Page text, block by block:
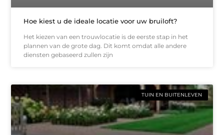
Hoe kiest u de ideale locatie voor uw bruiloft?
Het kiezen van een trouwlocatie is de eerste stap in het
plannen van de grote dag. Dit komt omdat alle andere
diensten gebaseerd zullen zijn
TUIN EN BUITENLEVEN